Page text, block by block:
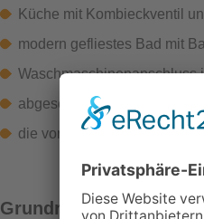
Küche mit Kombieckventil
modern gefliestes Bad mit
Waschmaschinenanschluss
abgesenkte
die vorhandene Möblierung
Grundriss